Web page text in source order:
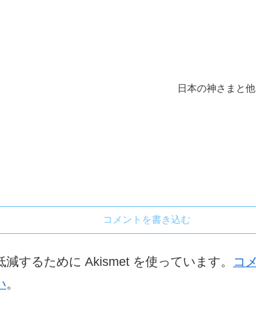
日本の神さまと
コメントを書き込む
するために Akismet を使っています。 コ
。